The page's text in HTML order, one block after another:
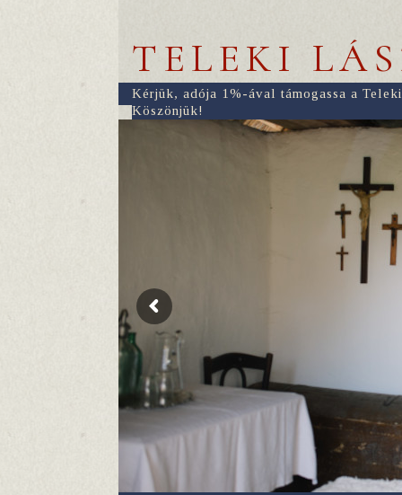
TELEKI
Kérjük, adója 1%-ával támogassa a
Köszönjük!